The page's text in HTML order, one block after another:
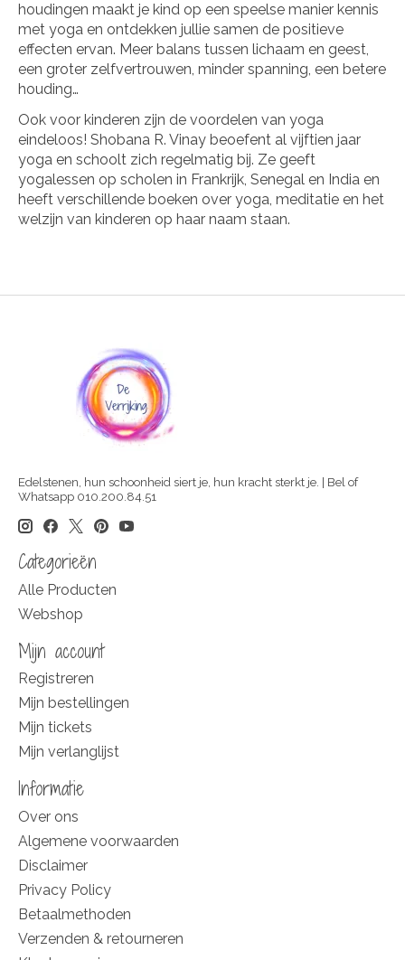
houdingen maakt je kind op een speelse manier kennis
met yoga en ontdekken jullie samen de positieve
effecten ervan. Meer balans tussen lichaam en geest,
een groter zelfvertrouwen, minder spanning, een betere
houding…
Ook voor kinderen zijn de voordelen van yoga
eindeloos! Shobana R. Vinay beoefent al vijftien jaar
yoga en schoolt zich regelmatig bij. Ze geeft
yogalessen op scholen in Frankrijk, Senegal en India en
heeft verschillende boeken over yoga, meditatie en het
welzijn van kinderen op haar naam staan.
Edelstenen, hun schoonheid siert je, hun kracht sterkt je. | Bel of
Whatsapp 010.200.84.51
Categorieën
Alle Producten
Webshop
Mijn account
Registreren
Mijn bestellingen
Mijn tickets
Mijn verlanglijst
Informatie
Over ons
Algemene voorwaarden
Disclaimer
Privacy Policy
Betaalmethoden
Verzenden & retourneren